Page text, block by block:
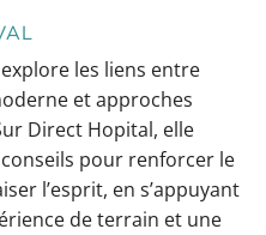
les liens entre
et approches
Direct Hopital, elle
pour renforcer le
l’esprit, en s’appuyant
de terrain et une